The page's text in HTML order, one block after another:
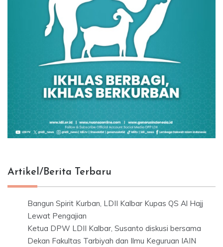
Artikel/Berita Terbaru
Bangun Spirit Kurban, LDII Kalbar Kupas QS Al Hajj
Lewat Pengajian
Ketua DPW LDII Kalbar, Susanto diskusi bersama
Dekan Fakultas Tarbiyah dan Ilmu Keguruan IAIN